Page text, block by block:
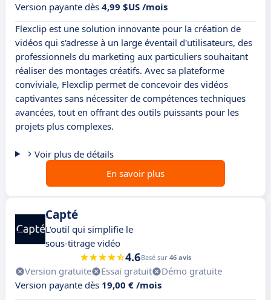
Version payante dès 4,99 $US /mois
Flexclip est une solution innovante pour la création de
vidéos qui s'adresse à un large éventail d'utilisateurs, des
professionnels du marketing aux particuliers souhaitant
réaliser des montages créatifs. Avec sa plateforme
conviviale, Flexclip permet de concevoir des vidéos
captivantes sans nécessiter de compétences techniques
avancées, tout en offrant des outils puissants pour les
projets plus complexes.
Voir plus de détails
En savoir plus
Capté
L'outil qui simplifie le
sous-titrage vidéo
4.6Basé sur 46 avis
Version gratuite Essai gratuit
Démo gratuite
Version payante dès 19,00 € /mois